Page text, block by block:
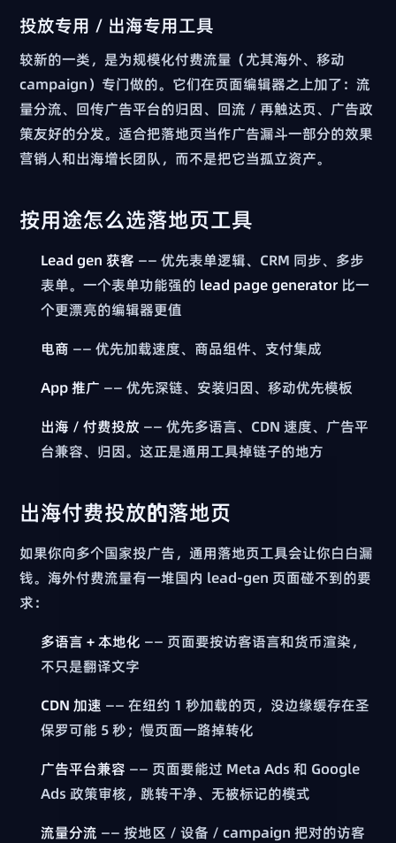
投放专用 / 出海专用工具
较新的一类，是为规模化付费流量（尤其海外、移动
campaign）专门做的。它们在页面编辑器之上加了：流
量分流、回传广告平台的归因、回流 / 再触达页、广告政
策友好的分发。适合把落地页当作广告漏斗一部分的效果
营销人和出海增长团队，而不是把它当孤立资产。
按用途怎么选落地页工具
Lead gen 获客 —— 优先表单逻辑、CRM 同步、多步
表单。一个表单功能强的 lead page generator 比一
个更漂亮的编辑器更值
电商 —— 优先加载速度、商品组件、支付集成
App 推广 —— 优先深链、安装归因、移动优先模板
出海 / 付费投放 —— 优先多语言、CDN 速度、广告平
台兼容、归因。这正是通用工具掉链子的地方
出海付费投放的落地页
如果你向多个国家投广告，通用落地页工具会让你白白漏
钱。海外付费流量有一堆国内 lead-gen 页面碰不到的要
求：
多语言 + 本地化 —— 页面要按访客语言和货币渲染，
不只是翻译文字
CDN 加速 —— 在纽约 1 秒加载的页，没边缘缓存在圣
保罗可能 5 秒；慢页面一路掉转化
广告平台兼容 —— 页面要能过 Meta Ads 和 Google
Ads 政策审核，跳转干净、无被标记的模式
流量分流 —— 按地区 / 设备 / campaign 把对的访客